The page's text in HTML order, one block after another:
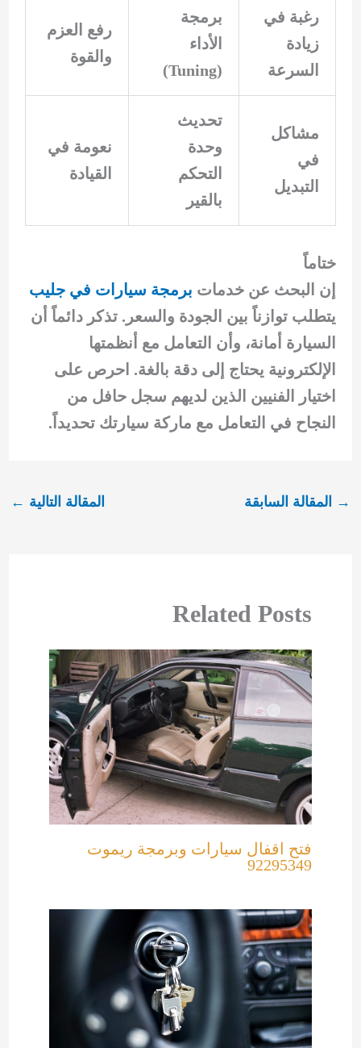
رغبة في
زيادة
السرعة
برمجة
الأداء
(Tuning)
رفع العزم
والقوة
مشاكل
في
التبديل
تحديث
وحدة
التحكم
بالقير
نعومة في
القيادة
ختاماً
إن البحث عن خدمات برمجة سيارات في جليب
يتطلب توازناً بين الجودة والسعر. تذكر دائماً أن
السيارة أمانة، وأن التعامل مع أنظمتها
الإلكترونية يحتاج إلى دقة بالغة. احرص على
اختيار الفنيين الذين لديهم سجل حافل من
النجاح في التعامل مع ماركة سيارتك تحديداً.
→ المقالة السابقة المقالة التالية ←
Related Posts
فتح اقفال سيارات وبرمجة ريموت
92295349